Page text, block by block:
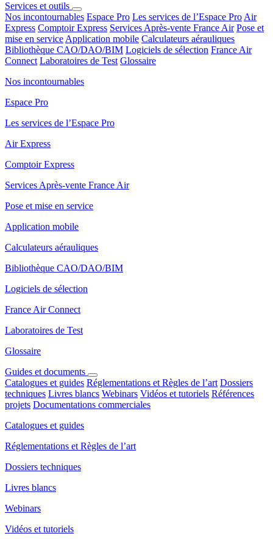
Services et outils
Nos incontournables Espace Pro Les services de l’Espace Pro Air
Express Comptoir Express Services Après-vente France Air Pose et
mise en service Application mobile Calculateurs aérauliques
Bibliothèque CAO/DAO/BIM Logiciels de sélection France Air
Connect Laboratoires de Test Glossaire
Nos incontournables
Espace Pro
Les services de l’Espace Pro
Air Express
Comptoir Express
Services Après-vente France Air
Pose et mise en service
Application mobile
Calculateurs aérauliques
Bibliothèque CAO/DAO/BIM
Logiciels de sélection
France Air Connect
Laboratoires de Test
Glossaire
Guides et documents
Catalogues et guides Réglementations et Règles de l’art Dossiers
techniques Livres blancs Webinars Vidéos et tutoriels Références
projets Documentations commerciales
Catalogues et guides
Réglementations et Règles de l’art
Dossiers techniques
Livres blancs
Webinars
Vidéos et tutoriels